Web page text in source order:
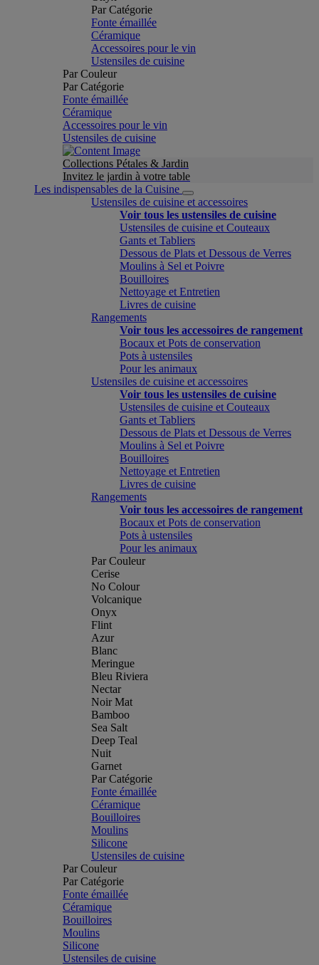
Par Catégorie
Fonte émaillée
Céramique
Accessoires pour le vin
Ustensiles de cuisine
Par Couleur
Par Catégorie
Fonte émaillée
Céramique
Accessoires pour le vin
Ustensiles de cuisine
Collections Pétales & Jardin
Invitez le jardin à votre table
Les indispensables de la Cuisine
Ustensiles de cuisine et accessoires
Voir tous les ustensiles de cuisine
Ustensiles de cuisine et Couteaux
Gants et Tabliers
Dessous de Plats et Dessous de Verres
Moulins à Sel et Poivre
Bouilloires
Nettoyage et Entretien
Livres de cuisine
Rangements
Voir tous les accessoires de rangement
Bocaux et Pots de conservation
Pots à ustensiles
Pour les animaux
Ustensiles de cuisine et accessoires
Voir tous les ustensiles de cuisine
Ustensiles de cuisine et Couteaux
Gants et Tabliers
Dessous de Plats et Dessous de Verres
Moulins à Sel et Poivre
Bouilloires
Nettoyage et Entretien
Livres de cuisine
Rangements
Voir tous les accessoires de rangement
Bocaux et Pots de conservation
Pots à ustensiles
Pour les animaux
Par Couleur
Cerise
No Colour
Volcanique
Onyx
Flint
Azur
Blanc
Meringue
Bleu Riviera
Nectar
Noir Mat
Bamboo
Sea Salt
Deep Teal
Nuit
Garnet
Par Catégorie
Fonte émaillée
Céramique
Bouilloires
Moulins
Silicone
Ustensiles de cuisine
Par Couleur
Par Catégorie
Fonte émaillée
Céramique
Bouilloires
Moulins
Silicone
Ustensiles de cuisine